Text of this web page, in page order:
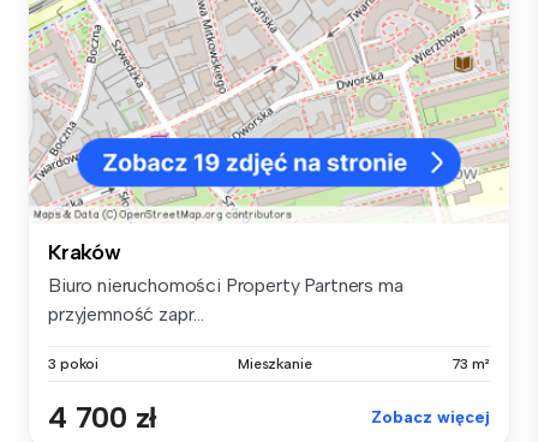
Kraków
Biuro nieruchomości Property Partners ma
przyjemność zapr...
3 pokoi Mieszkanie 73 m²
4 700 zł Zobacz więcej